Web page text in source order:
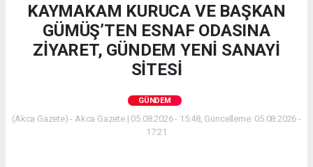
KAYMAKAM KURUCA VE BAŞKAN
GÜMÜŞ’TEN ESNAF ODASINA
ZİYARET, GÜNDEM YENİ SANAYİ
SİTESİ
GÜNDEM
(Akca Gazete) - Akca Gazete | 05.08.2026 - 15:48, Güncelleme: 05.08.2026 -
17:21